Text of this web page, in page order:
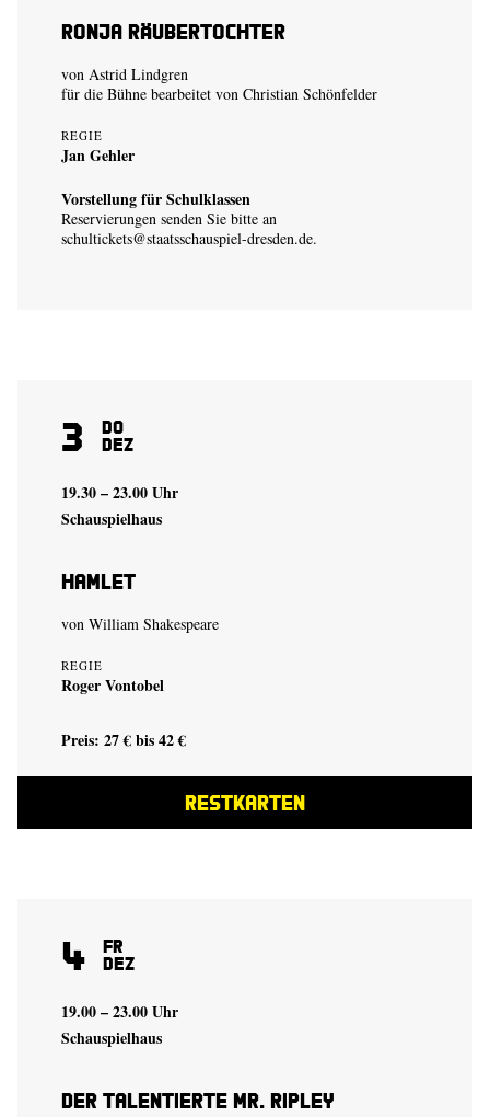
Ronja Räubertochter
von Astrid Lindgren
für die Bühne bearbeitet von Christian Schönfelder
REGIE
Jan Gehler
Vorstellung für Schulklassen
Reservierungen senden Sie bitte an
schultickets@staatsschauspiel-dresden.de.
3 Do
Dez
19.30 – 23.00 Uhr
Schauspielhaus
Hamlet
von William Shakespeare
REGIE
Roger Vontobel
Preis: 27 € bis 42 €
RESTKARTEN
4 Fr
Dez
19.00 – 23.00 Uhr
Schauspielhaus
Der talentierte Mr. Ripley